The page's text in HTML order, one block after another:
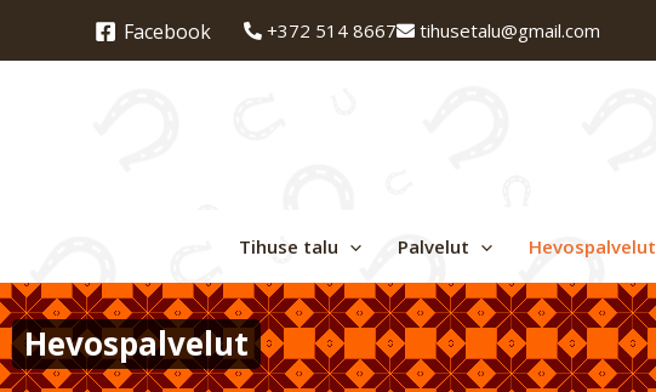
Facebook +372 514 8667 tihusetalu@gmail.com
Tihuse talu Palvelut Hevospalvelut
Hevospalvelut